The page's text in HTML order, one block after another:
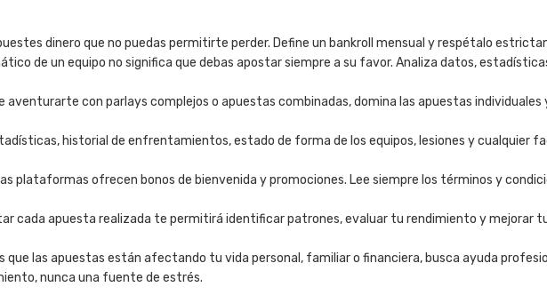
dinero que no puedas permitirte perder. Define un bankroll mensual y respétalo
de un equipo no significa que debas apostar siempre a su favor. Analiza datos,
aventurarte con parlays complejos o apuestas combinadas, domina las apuestas individuales
historial de enfrentamientos, estado de forma de los equipos, lesiones y cualquier
plataformas ofrecen bonos de bienvenida y promociones. Lee siempre los términos y
cada apuesta realizada te permitirá identificar patrones, evaluar tu rendimiento y mejorar
que las apuestas están afectando tu vida personal, familiar o financiera, busca ayuda
nunca una fuente de estrés.